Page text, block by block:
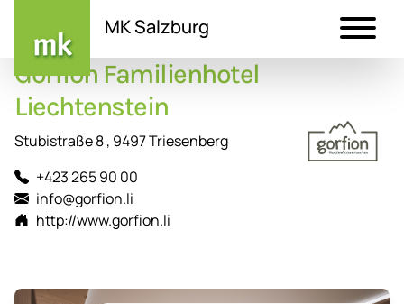
zum
Inhalt
MK Salzburg
Gorfion Familienhotel
Liechtenstein
Stubistraße 8 , 9497 Triesenberg
+423 265 90 00
info@gorfion.li
http://www.gorfion.li